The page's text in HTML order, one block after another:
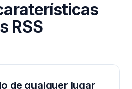
RSS
de qualquer lugar